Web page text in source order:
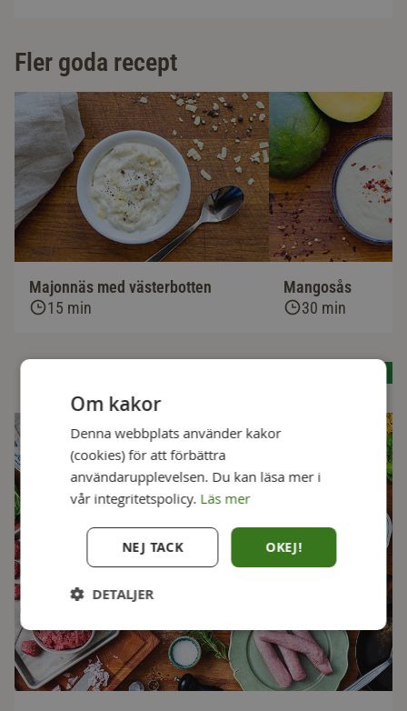
Fler goda recept
Majonnäs med västerbotten
15 min
Mangosås
30 min
Om kakor
Denna webbplats använder kakor
(cookies) för att förbättra
användarupplevelsen. Du kan läsa mer i
vår integritetspolicy. Läs mer
OKEJ!
NEJ TACK
DETALJER